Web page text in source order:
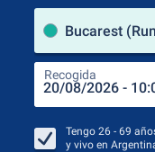
Bucarest
Recogida
Tengo 26 - 69
y vivo en